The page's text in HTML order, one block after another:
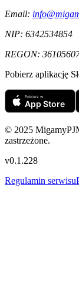
Email:
NIP: 6342534854
REGON:
Pobierz aplikację
© 2025
zastrzeżone.
v0.1.228
Regulamin serwisu